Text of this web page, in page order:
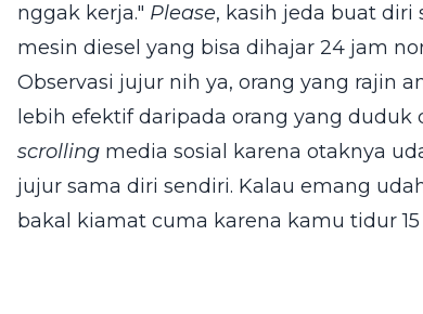
nggak kerja." Please, kasih jeda buat diri
mesin diesel yang bisa dihajar 24 jam
Observasi jujur nih ya, orang yang rajin
lebih efektif daripada orang yang
scrolling media sosial karena otaknya
jujur sama diri sendiri. Kalau emang
bakal kiamat cuma karena kamu tidur